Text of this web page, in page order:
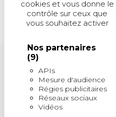
cookies et vous donne le
contrôle sur ceux que
vous souhaitez activer
Nos partenaires
(9)
APIs
Mesure d'audience
Régies publicitaires
Réseaux sociaux
Vidéos
Nous
34